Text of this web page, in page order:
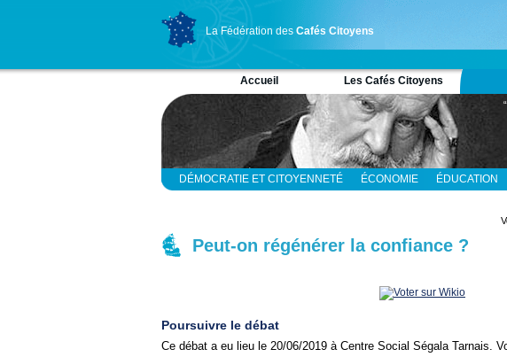
La Fédération des Cafés Citoyens
Accueil Les Cafés Citoyens
DÉMOCRATIE ET CITOYENNETÉ ÉCONOMIE ÉDUCATION
Peut-on régénérer la confiance ?
Poursuivre le débat
Ce débat a eu lieu le 20/06/2019 à Centre Social Ségala Tarnais.